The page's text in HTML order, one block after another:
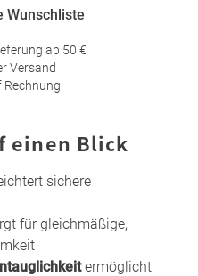
Wunschliste
ab 50 €
Versand
Rechnung
einen Blick
sichere
für gleichmäßige,
ermöglicht